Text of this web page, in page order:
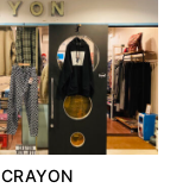
CRAYON